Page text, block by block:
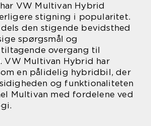
VW Multivan Hybrid
stigning i popularitet.
den stigende bevidsthed
spørgsmål og
overgang til
VW Multivan Hybrid har
en pålidelig hybridbil, der
og funktionaliteten
Multivan med fordelene ved